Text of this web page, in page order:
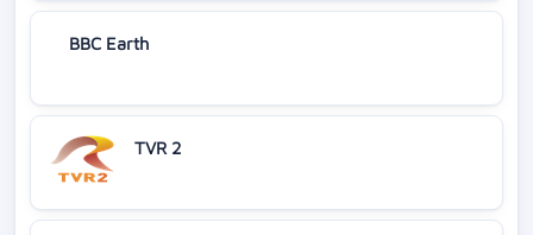
BBC Earth
TVR 2